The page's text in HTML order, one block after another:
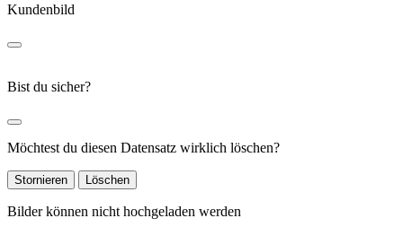
Kundenbild
Bist du sicher?
Möchtest du diesen Datensatz wirklich löschen?
Stornieren Löschen
Bilder können nicht hochgeladen werden